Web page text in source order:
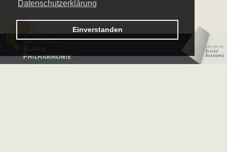
Datenschutzerklärung
Einverstanden
Logo – Sächsische Bläserphilharmonie
Logo – Deutsche